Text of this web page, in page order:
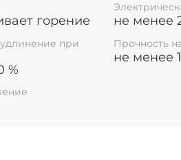
сертификации.
горение не менее
при
%
Прочность
не менее